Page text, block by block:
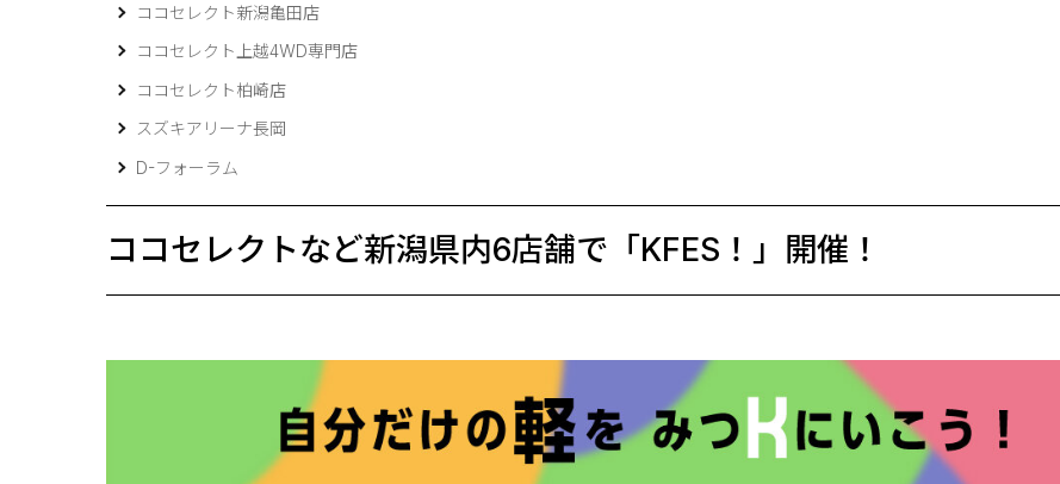
ココセレクト新潟亀田店
ココセレクト上越4WD専門店
ココセレクト柏崎店
スズキアリーナ長岡
D-フォーラム
ココセレクトなど新潟県内6店舗で「KFES！」開催！